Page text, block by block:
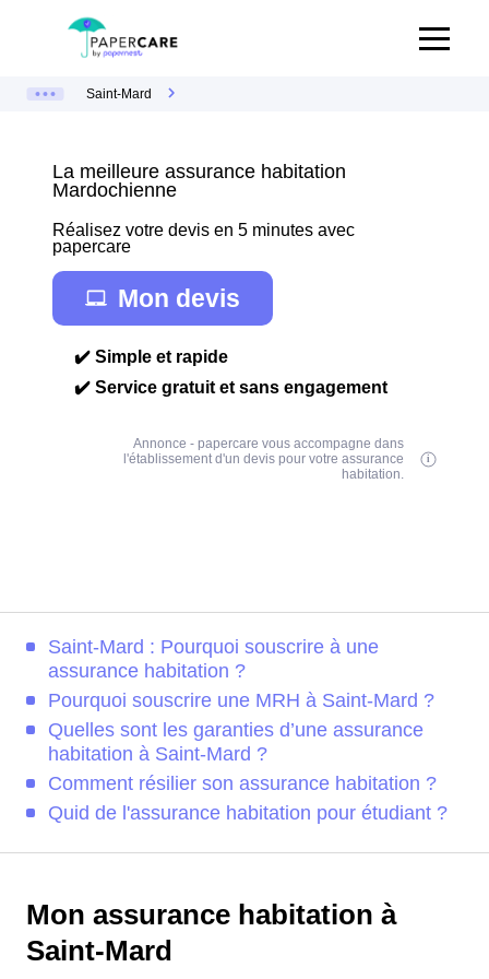
Saint-Mard
La meilleure assurance habitation
Mardochienne
Réalisez votre devis en 5 minutes avec
papercare
Mon devis
✔️ Simple et rapide
✔️ Service gratuit et sans engagement
Annonce - papercare vous accompagne dans
l'établissement d'un devis pour votre assurance
habitation.
Saint-Mard : Pourquoi souscrire à une
assurance habitation ?
Pourquoi souscrire une MRH à Saint-Mard ?
Quelles sont les garanties d’une assurance
habitation à Saint-Mard ?
Comment résilier son assurance habitation ?
Quid de l'assurance habitation pour étudiant ?
Mon assurance habitation à
Saint-Mard